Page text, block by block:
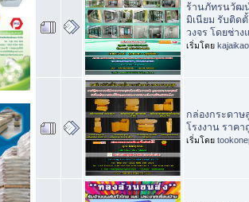
ร้านภัทรนวัฒ
มิเนียม รับติด
วงจร โดยช่าง
เริ่มโดย
กล่องกระดาษ
โรงงาน ราค
เริ่มโดย